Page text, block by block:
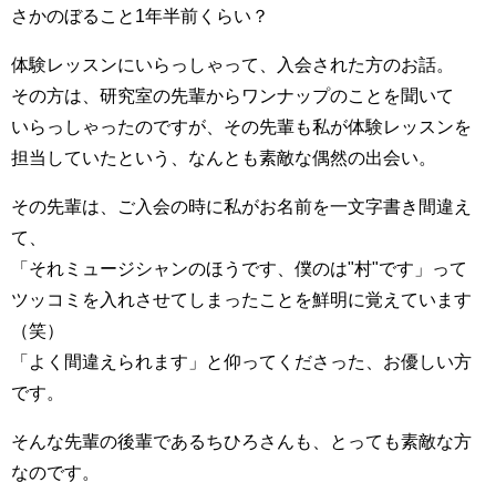
さかのぼること1年半前くらい？
体験レッスンにいらっしゃって、入会された方のお話。
その方は、研究室の先輩からワンナップのことを聞いて
いらっしゃったのですが、その先輩も私が体験レッスンを
担当していたという、なんとも素敵な偶然の出会い。
その先輩は、ご入会の時に私がお名前を一文字書き間違え
て、
「それミュージシャンのほうです、僕のは"村"です」って
ツッコミを入れさせてしまったことを鮮明に覚えています
（笑）
「よく間違えられます」と仰ってくださった、お優しい方
です。
そんな先輩の後輩であるちひろさんも、とっても素敵な方
なのです。